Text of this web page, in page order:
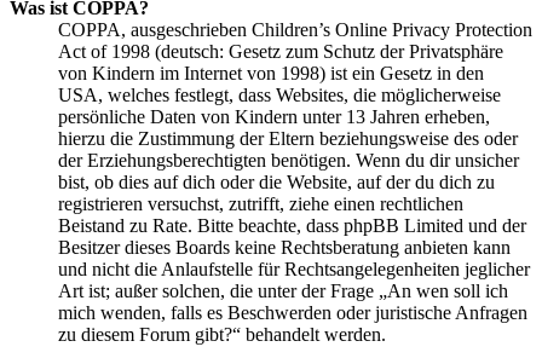
Was ist COPPA?
COPPA, ausgeschrieben Children’s Online Privacy Protection
Act of 1998 (deutsch: Gesetz zum Schutz der Privatsphäre
von Kindern im Internet von 1998) ist ein Gesetz in den
USA, welches festlegt, dass Websites, die möglicherweise
persönliche Daten von Kindern unter 13 Jahren erheben,
hierzu die Zustimmung der Eltern beziehungsweise des oder
der Erziehungsberechtigten benötigen. Wenn du dir unsicher
bist, ob dies auf dich oder die Website, auf der du dich zu
registrieren versuchst, zutrifft, ziehe einen rechtlichen
Beistand zu Rate. Bitte beachte, dass phpBB Limited und der
Besitzer dieses Boards keine Rechtsberatung anbieten kann
und nicht die Anlaufstelle für Rechtsangelegenheiten jeglicher
Art ist; außer solchen, die unter der Frage „An wen soll ich
mich wenden, falls es Beschwerden oder juristische Anfragen
zu diesem Forum gibt?“ behandelt werden.